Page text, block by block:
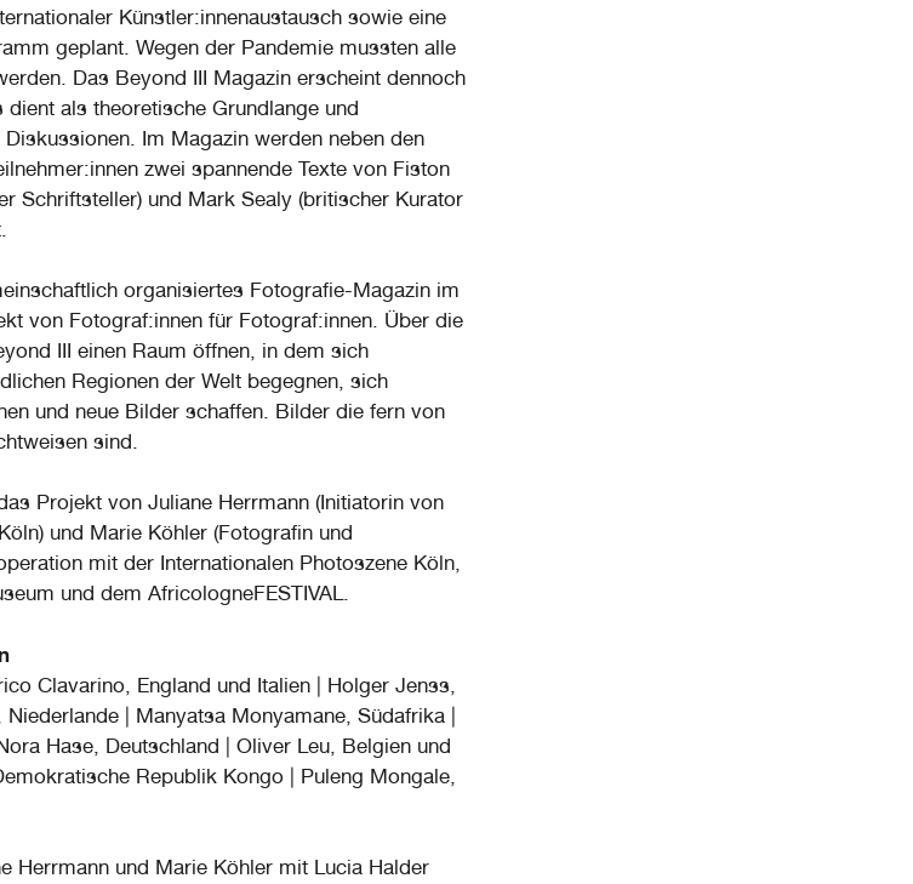
Künstler:innenaustausch sowie eine
geplant. Wegen der Pandemie mussten alle
Das Beyond III Magazin erscheint dennoch
als theoretische Grundlange und
Im Magazin werden neben den
zwei spannende Texte von Fiston
Schriftsteller) und Mark Sealy (britischer Kurator
organisiertes Fotografie-Magazin im
von Fotograf:innen für Fotograf:innen. Über die
III einen Raum öffnen, in dem sich
Regionen der Welt begegnen, sich
und neue Bilder schaffen. Bilder die fern von
sind.
Projekt von Juliane Herrmann (Initiatorin von
und Marie Köhler (Fotografin und
mit der Internationalen Photoszene Köln,
und dem AfricologneFESTIVAL.
Clavarino, England und Italien | Holger Jenss,
| Manyatsa Monyamane, Südafrika |
Hase, Deutschland | Oliver Leu, Belgien und
Republik Kongo | Puleng Mongale,
Herrmann und Marie Köhler mit Lucia Halder